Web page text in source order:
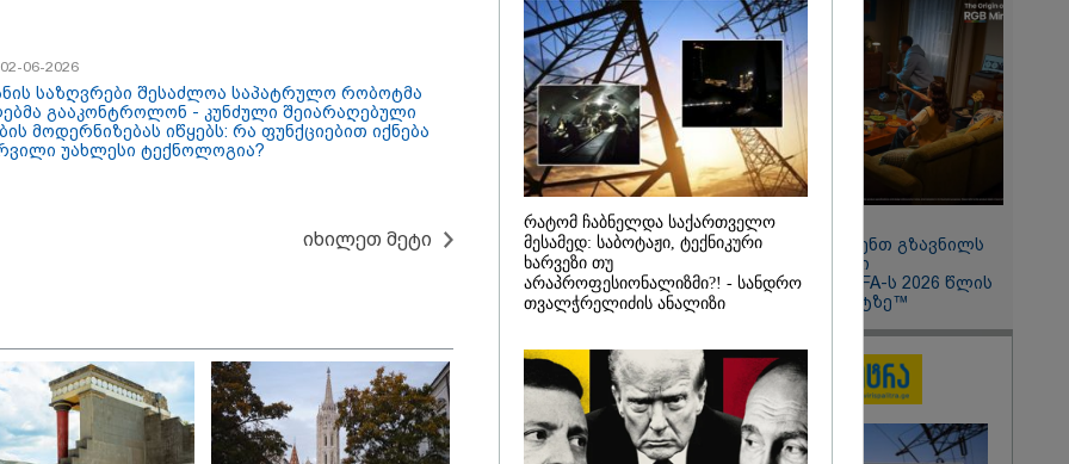
"დადგება დრო და თქვენი
დღევანდელი "პოსტაობა"
საკუთარ თავთან
შეგარცხვენთ... თქვენი
შეცდომა არის
დანაშაულის ტოლფასი" -
ეკა კუპატაძე ნანუკა
05-08-2026
მიერ ცოტნესთვის
სახლში
09:32 / 05-08-2026
"4 დღე უწყლოდ და
უპუროდ გაატარეს, მათ
11:13 / 05-08-2026
Hisense წარმოგიდგენთ გზავნილს
"ინოვაციები უკეთესი
ცხოვრებისათვის" FIFA-ს 2026 წლის
მსოფლიო ჩემპიონატზე™
06-2026
საზღვრები შესაძლოა საპატრულო რობოტმა
გააკონტროლონ - კუნძული შეიარაღებული
მოდერნიზებას იწყებს: რა ფუნქციებით იქნება
უახლესი ტექნოლოგია?
იხილეთ მეტი
რატომ ჩაბნელდა საქართველო
მესამედ: საბოტაჟი, ტექნიკური
ხარვეზი თუ
არაპროფესიონალიზმი?! - სანდრო
თვალჭრელიძის ანალიზი